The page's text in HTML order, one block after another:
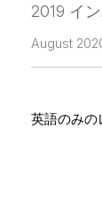
2019 イ
August
英語のみの